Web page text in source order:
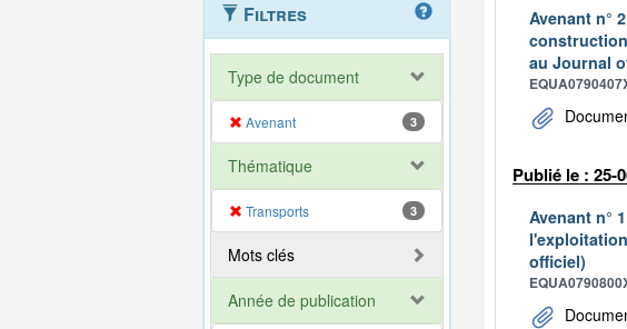
Filtres
Type de document
Avenant 3
Thématique
Transports 3
Mots clés
Année de publication
Avenant n°
au Journal
Publié le : 25-
Avenant n°
officiel)